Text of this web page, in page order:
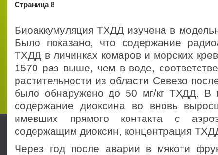
Страница 8
Биоаккумуляция ТХДД изучена в
Было показано, что содержание
ТХДД в личинках комаров и морских
1570 раз выше, чем в воде,
растительности из области Севезо
было обнаружено до 50 мг/кг ТХДД. В
содержание диоксина во вновь
имевших прямого контакта с
содержащим диоксин, концентрация
Через год после аварии в мякоти